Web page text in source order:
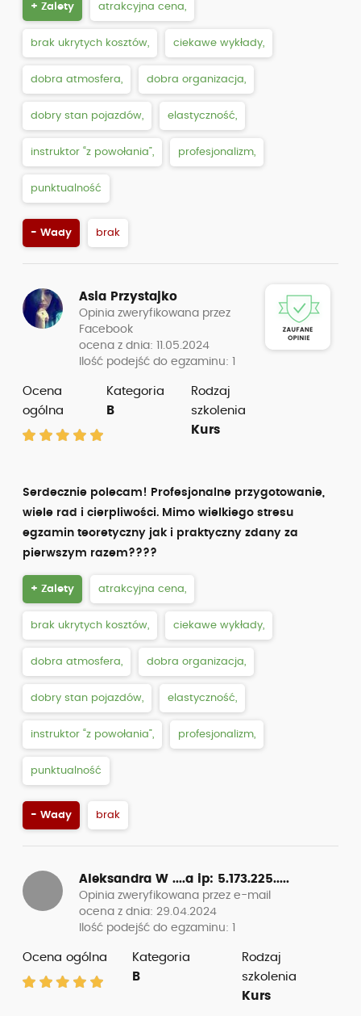
+ Zalety atrakcyjna cena,
brak ukrytych kosztów, ciekawe wykłady,
dobra atmosfera, dobra organizacja,
dobry stan pojazdów, elastyczność,
instruktor “z powołania”, profesjonalizm,
punktualność
- Wady brak
Asia Przystajko
Opinia zweryfikowana przez
Facebook
ocena z dnia: 11.05.2024
Ilość podejść do egzaminu: 1
Ocena
ogólna
Kategoria
B
Rodzaj
szkolenia
Kurs
Serdecznie polecam! Profesjonalne przygotowanie,
wiele rad i cierpliwości. Mimo wielkiego stresu
egzamin teoretyczny jak i praktyczny zdany za
pierwszym razem????
+ Zalety atrakcyjna cena,
brak ukrytych kosztów, ciekawe wykłady,
dobra atmosfera, dobra organizacja,
dobry stan pojazdów, elastyczność,
instruktor “z powołania”, profesjonalizm,
punktualność
- Wady brak
Aleksandra W ....a ip: 5.173.225.....
Opinia zweryfikowana przez e-mail
ocena z dnia: 29.04.2024
Ilość podejść do egzaminu: 1
Ocena ogólna
Kategoria
B
Rodzaj
szkolenia
Kurs